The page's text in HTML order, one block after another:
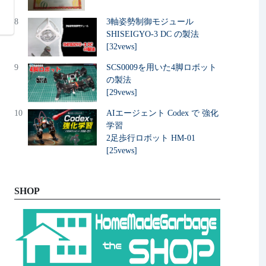
8
3軸姿勢制御モジュール
SHISEIGYO-3 DC の製法
[32vews]
9
SCS0009を用いた4脚ロボット
の製法
[29vews]
10
AIエージェント Codex で 強化
学習
2足歩行ロボット HM-01
[25vews]
SHOP